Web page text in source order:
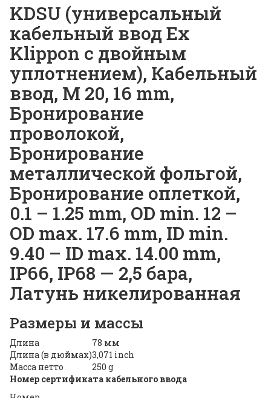
KDSU (универсальный
кабельный ввод Ex
Klippon с двойным
уплотнением), Кабельный
ввод, M 20, 16 mm,
Бронирование
проволокой,
Бронирование
металлической фольгой,
Бронирование оплеткой,
0.1 – 1.25 mm, OD min. 12 –
OD max. 17.6 mm, ID min.
9.40 – ID max. 14.00 mm,
IP66, IP68 — 2,5 бара,
Латунь никелированная
Размеры и массы
Длина
78 мм
Длина (в дюймах)3,071 inch
Масса нетто
250 g
Номер сертификата кабельного ввода